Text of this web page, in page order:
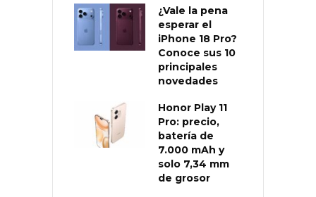
¿Vale la pena
esperar el
iPhone 18 Pro?
Conoce sus 10
principales
novedades
Honor Play 11
Pro: precio,
batería de
7.000 mAh y
solo 7,34 mm
de grosor